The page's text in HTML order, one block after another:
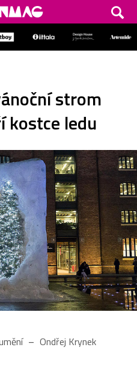
strom
kostce ledu
Ondřej Krynek